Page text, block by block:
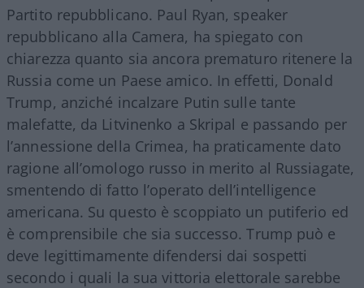
Partito repubblicano. Paul Ryan, speaker
repubblicano alla Camera, ha spiegato con
chiarezza quanto sia ancora prematuro ritenere la
Russia come un Paese amico. In effetti, Donald
Trump, anziché incalzare Putin sulle tante
malefatte, da Litvinenko a Skripal e passando per
l’annessione della Crimea, ha praticamente dato
ragione all’omologo russo in merito al Russiagate,
smentendo di fatto l’operato dell’intelligence
americana. Su questo è scoppiato un putiferio ed
è comprensibile che sia successo. Trump può e
deve legittimamente difendersi dai sospetti
secondo i quali la sua vittoria elettorale sarebbe